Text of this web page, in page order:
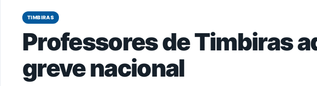
TIMBIRAS
Professores de Timbiras
greve nacional